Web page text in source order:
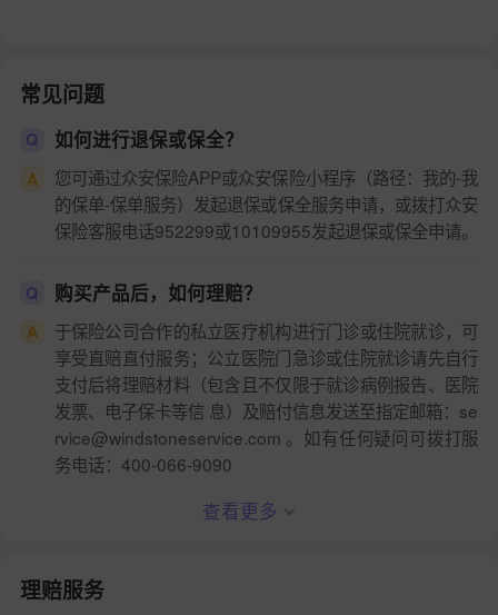
常见问题
Q 如何进行退保或保全？
A
您可通过众安保险APP或众安保险小程序（路径：我的-我
的保单-保单服务）发起退保或保全服务申请，或拨打众安
保险客服电话952299或10109955发起退保或保全申请。
Q 购买产品后，如何理赔？
A
于保险公司合作的私立医疗机构进行门诊或住院就诊，可
享受直赔直付服务；公立医院门急诊或住院就诊请先自行
支付后将理赔材料（包含且不仅限于就诊病例报告、医院
发票、电子保卡等信 息）及赔付信息发送至指定邮箱：se
rvice@windstoneservice.com 。如有任何疑问可拨打服
务电话：400-066-9090
查看更多
理赔服务